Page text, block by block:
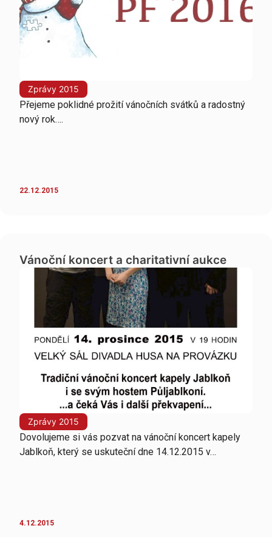
Zprávy 2015
Přejeme poklidné prožití vánočních svátků a radostný
nový rok….
22.12.2015
Vánoční koncert a charitativní aukce
Zprávy 2015
Dovolujeme si vás pozvat na vánoční koncert kapely
Jablkoň, který se uskuteční dne 14.12.2015 v…
4.12.2015